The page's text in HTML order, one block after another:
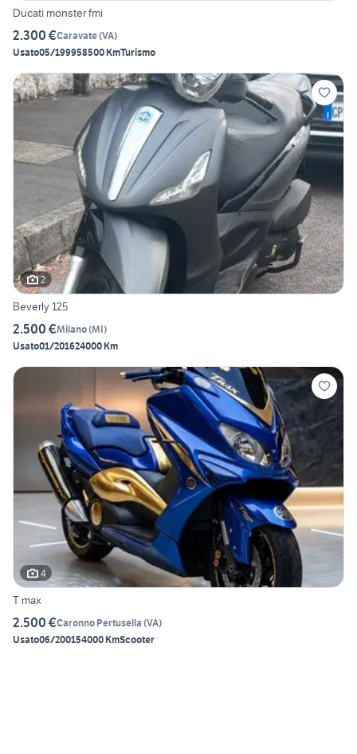
Ducati monster fmi
2.300 €Caravate(VA)
Usato05/199958500 KmTurismo
2
Beverly 125
2.500 €Milano(MI)
Usato01/201624000 Km
4
T max
2.500 €Caronno Pertusella (VA)
Usato06/200154000 KmScooter